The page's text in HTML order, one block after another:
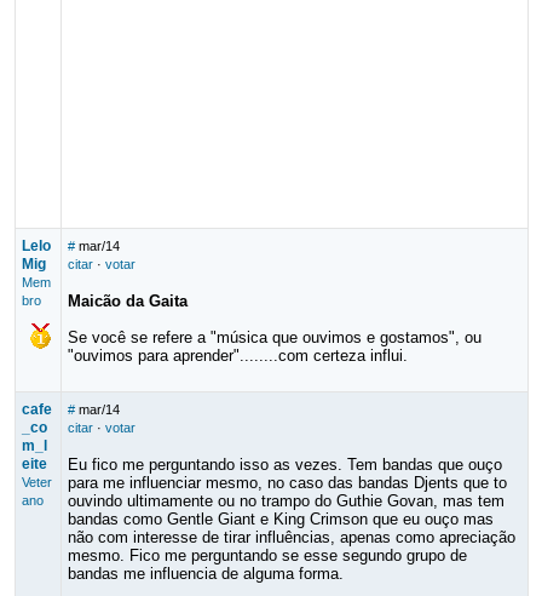
Lelo
Mig
Mem
bro
# mar/14
citar· votar
Maicão da Gaita
Se você se refere a "música que ouvimos e gostamos", ou
"ouvimos para aprender"........com certeza influi.
cafe
_co
m_l
eite
Veter
ano
# mar/14
citar· votar
Eu fico me perguntando isso as vezes. Tem bandas que ouço
para me influenciar mesmo, no caso das bandas Djents que to
ouvindo ultimamente ou no trampo do Guthie Govan, mas tem
bandas como Gentle Giant e King Crimson que eu ouço mas
não com interesse de tirar influências, apenas como apreciação
mesmo. Fico me perguntando se esse segundo grupo de
bandas me influencia de alguma forma.